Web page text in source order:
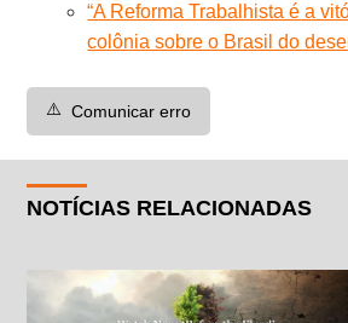
“A Reforma Trabalhista é a
colônia sobre o Brasil do
⚠️ Comunicar erro
NOTÍCIAS RELACIONADAS